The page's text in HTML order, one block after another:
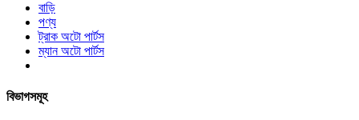
বাড়ি
পণ্য
ট্রাক অটো পার্টস
ম্যান অটো পার্টস
বিভাগসমূহ